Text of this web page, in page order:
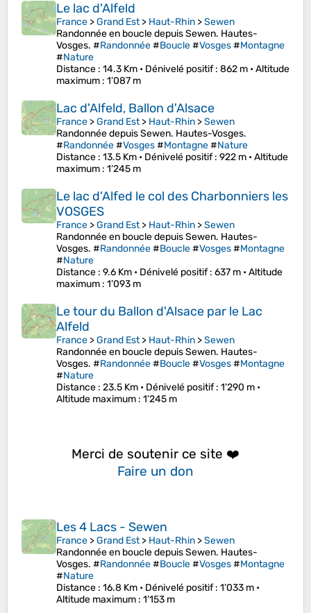
Le lac d'Alfeld
France >Grand Est> Haut-Rhin >Sewen
Randonnée en boucle depuis Sewen. Hautes-
Vosges. #Randonnée#Boucle#Vosges#Montagne
#Nature
Distance : 14.3 Km • Dénivelé positif: 862 m •Altitude
maximum : 1’087 m
Lac d'Alfeld, Ballon d'Alsace
France >Grand Est> Haut-Rhin >Sewen
Randonnée depuis Sewen. Hautes-Vosges.
#Randonnée#Vosges#Montagne#Nature
Distance : 13.5 Km • Dénivelé positif: 922 m •Altitude
maximum : 1’245 m
Le lac d'Alfed le col des Charbonniers les
VOSGES
France >Grand Est> Haut-Rhin >Sewen
Randonnée en boucle depuis Sewen. Hautes-
Vosges. #Randonnée#Boucle#Vosges#Montagne
#Nature
Distance : 9.6 Km • Dénivelé positif: 637 m •Altitude
maximum : 1’093 m
Le tour du Ballon d'Alsace par le Lac
Alfeld
France >Grand Est> Haut-Rhin >Sewen
Randonnée en boucle depuis Sewen. Hautes-
Vosges. #Randonnée#Boucle#Vosges#Montagne
#Nature
Distance : 23.5 Km • Dénivelé positif: 1’290 m •
Altitude maximum : 1’245 m
Merci de soutenir ce site ❤️
Faire un don
Les 4 Lacs - Sewen
France >Grand Est> Haut-Rhin >Sewen
Randonnée en boucle depuis Sewen. Hautes-
Vosges. #Randonnée#Boucle#Vosges#Montagne
#Nature
Distance : 16.8 Km • Dénivelé positif: 1’033 m •
Altitude maximum : 1’153 m